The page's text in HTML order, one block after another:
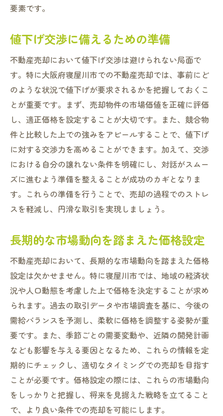
要素です。
値下げ交渉に備えるための準備
不動産売却において値下げ交渉は避けられない局面で
す。特に大阪府寝屋川市での不動産売却では、事前にど
のような状況で値下げが要求されるかを把握しておくこ
とが重要です。まず、売却物件の市場価値を正確に評価
し、適正価格を設定することが大切です。また、競合物
件と比較した上での強みをアピールすることで、値下げ
に対する交渉力を高めることができます。加えて、交渉
における自分の譲れない条件を明確にし、対話がスムー
ズに進むよう準備を整えることが成功のカギとなりま
す。これらの準備を行うことで、売却の過程でのストレ
スを軽減し、円滑な取引を実現しましょう。
長期的な市場動向を踏まえた価格設定
不動産売却において、長期的な市場動向を踏まえた価格
設定は欠かせません。特に寝屋川市では、地域の経済状
況や人口動態を考慮した上で価格を決定することが求め
られます。過去の取引データや市場調査を基に、今後の
需給バランスを予測し、柔軟に価格を調整する姿勢が重
要です。また、季節ごとの需要変動や、近隣の開発計画
なども影響を与える要因となるため、これらの情報を定
期的にチェックし、適切なタイミングでの売却を目指す
ことが必要です。価格設定の際には、これらの市場動向
をしっかりと把握し、将来を見据えた戦略を立てること
で、より良い条件での売却を可能にします。